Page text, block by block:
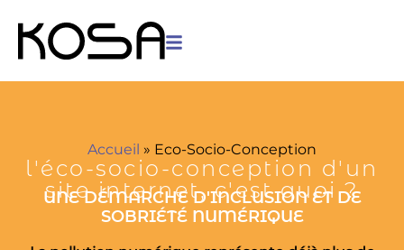
Accueil » Eco-Socio-Conception
l'éco-socio-conception d'un
site internet, c'est quoi ?
UNE DÉMARCHE D'INCLUSION ET DE
SOBRIÉTÉ NUMÉRIQUE